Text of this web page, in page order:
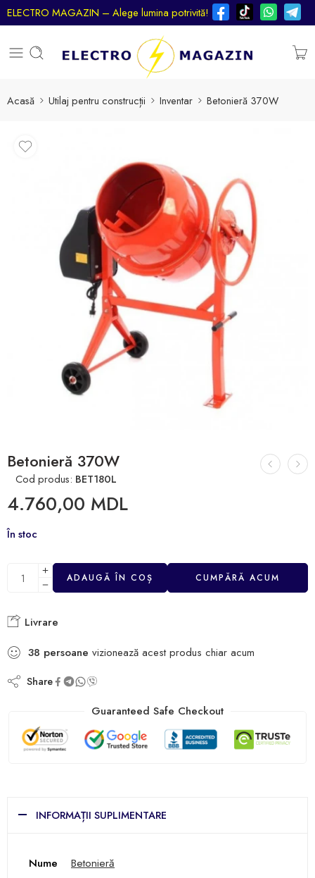
ELECTRO MAGAZIN – Alege lumina potrivită!
Acasă Utilaj pentru construcții Inventar Betonieră 370W
Betonieră 370W
Cod produs: BET180L
4.760,00 MDL
În stoc
ADAUGĂ ÎN COȘ CUMPĂRĂ ACUM
Livrare
38 persoane vizionează acest produs chiar acum
Share
Guaranteed Safe Checkout
INFORMAȚII SUPLIMENTARE
Nume
Betonieră